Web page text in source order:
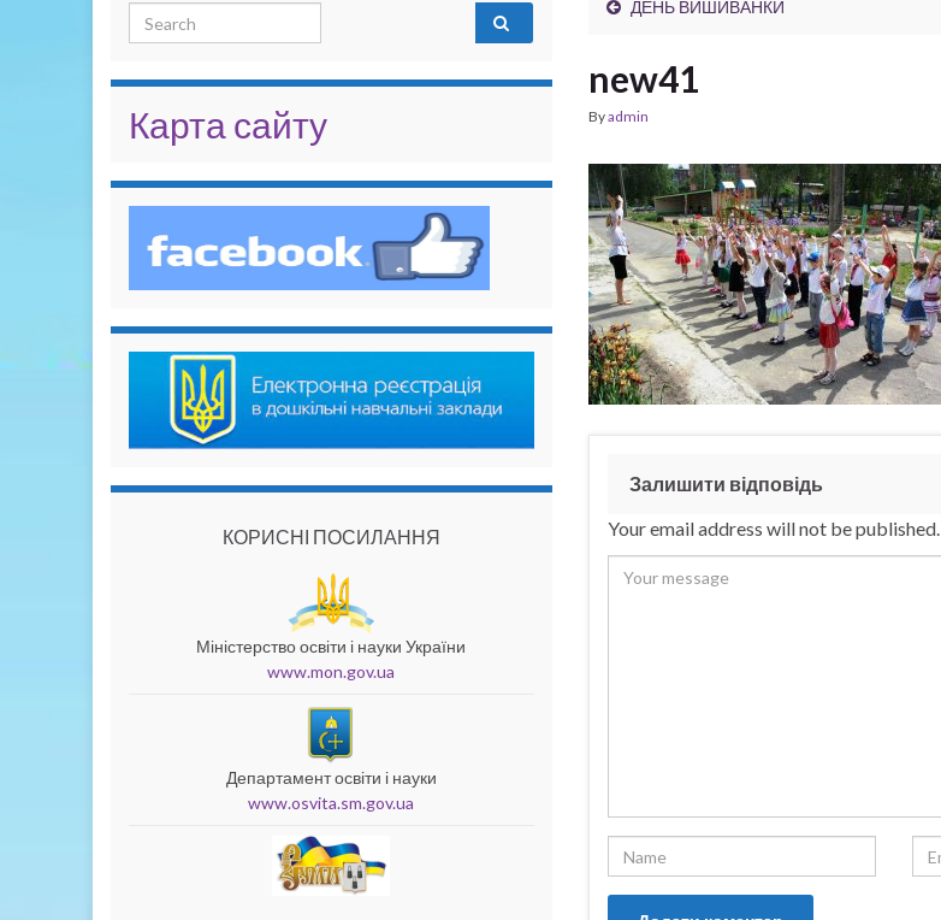
ДЕНЬ ВИШИВАНКИ
new41
Byadmin
Залишити відповідь
Your email address will not be published.
Search for:
Карта сайту
КОРИСНІ ПОСИЛАННЯ
Міністерство освіти і науки України
www.mon.gov.ua
Департамент освіти і науки
www.osvita.sm.gov.ua